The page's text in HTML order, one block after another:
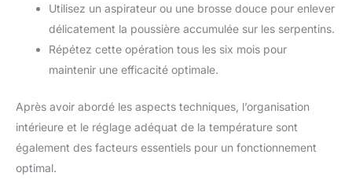
Utilisez un aspirateur ou une brosse douce pour enlever
délicatement la poussière accumulée sur les serpentins.
Répétez cette opération tous les six mois pour
maintenir une efficacité optimale.
Après avoir abordé les aspects techniques, l’organisation
intérieure et le réglage adéquat de la température sont
également des facteurs essentiels pour un fonctionnement
optimal.